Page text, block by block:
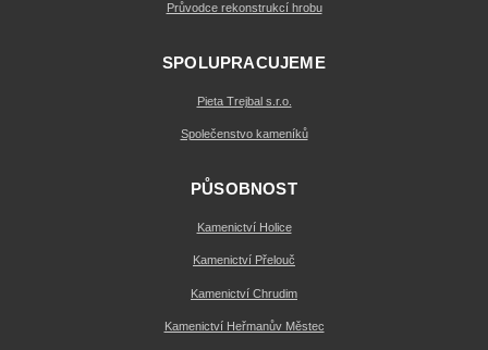
Průvodce rekonstrukcí hrobu
SPOLUPRACUJEME
Pieta Trejbal s.r.o.
Společenstvo kameníků
PŮSOBNOST
Kamenictví Holice
Kamenictví Přelouč
Kamenictví Chrudim
Kamenictví Heřmanův Městec